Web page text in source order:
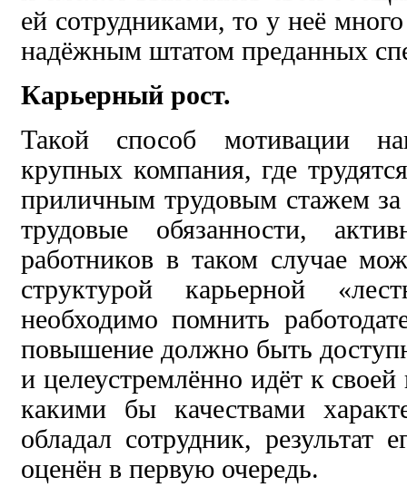
ей сотрудниками, то у неё много
надёжным штатом преданных
Карьерный рост.
Такой способ мотивации
крупных компания, где
приличным трудовым стажем
трудовые обязанности,
работников в таком случае
структурой карьерной
необходимо помнить
повышение должно быть
и целеустремлённо идёт к
какими бы качествами
обладал сотрудник, результат
оценён в первую очередь.